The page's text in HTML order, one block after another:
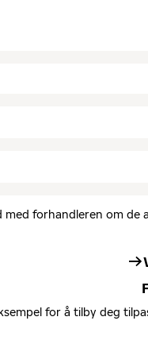
med forhandleren om
for å tilby deg